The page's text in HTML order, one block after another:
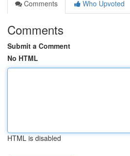
Comments
Who Upvoted
Comments
Submit a Comment
No HTML
HTML is disabled